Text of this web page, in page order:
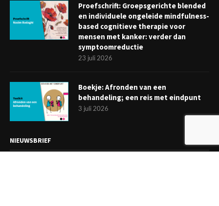
Proefschrift: Groepsgerichte blended
en individuele ongeleide mindfulness-
based cognitieve therapie voor
mensen met kanker: verder dan
symptoomreductie
23 juli 2026
Boekje: Afronden van een
behandeling; een reis met eindpunt
3 juli 2026
NIEUWSBRIEF